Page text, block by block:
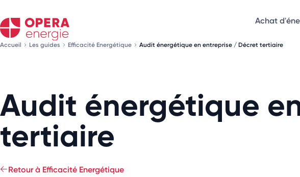
Achat
Accueil Les guides Efficacité Energétique Audit énergétique en entreprise / Décret tertiaire
Audit énergétique
tertiaire
Retour à Efficacité Energétique